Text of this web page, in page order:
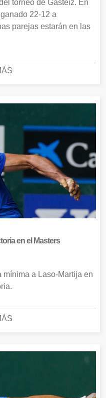
torneo de Gasteiz. En
22-12 a
parejas estarán en las
en el Masters
a Laso-Martija en